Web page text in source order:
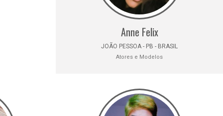
Anne Felix
JOÃO PESSOA - PB - BRASIL
Atores e Modelos